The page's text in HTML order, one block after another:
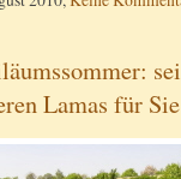
Lamas für